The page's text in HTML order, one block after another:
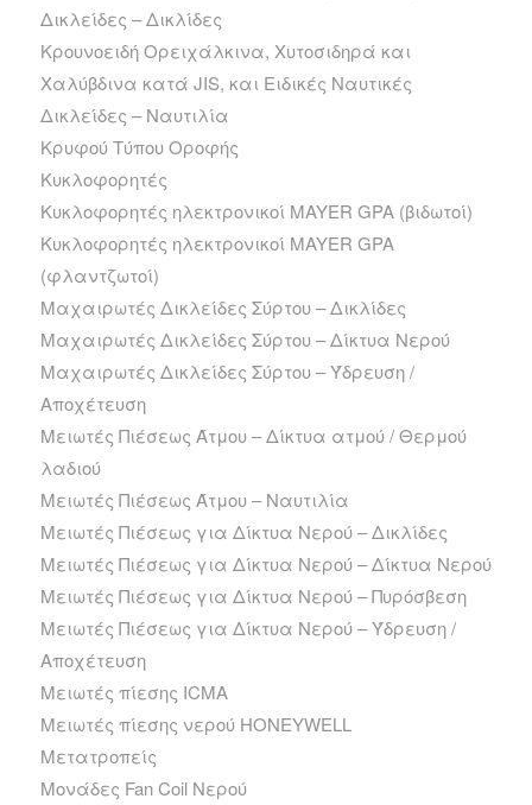
Δικλείδες – Δικλίδες
Κρουνοειδή Ορειχάλκινα, Χυτοσιδηρά και
Χαλύβδινα κατά JIS, και Ειδικές Ναυτικές
Δικλείδες – Ναυτιλία
Κρυφού Τύπου Οροφής
Κυκλοφορητές
Κυκλοφορητές ηλεκτρονικοί MAYER GPA (βιδωτοί)
Κυκλοφορητές ηλεκτρονικοί MAYER GPA
(φλαντζωτοί)
Μαχαιρωτές Δικλείδες Σύρτου – Δικλίδες
Μαχαιρωτές Δικλείδες Σύρτου – Δίκτυα Νερού
Μαχαιρωτές Δικλείδες Σύρτου – Ύδρευση /
Αποχέτευση
Μειωτές Πιέσεως Άτμου – Δίκτυα ατμού / Θερμού
λαδιού
Μειωτές Πιέσεως Άτμου – Ναυτιλία
Μειωτές Πιέσεως για Δίκτυα Νερού – Δικλίδες
Μειωτές Πιέσεως για Δίκτυα Νερού – Δίκτυα Νερού
Μειωτές Πιέσεως για Δίκτυα Νερού – Πυρόσβεση
Μειωτές Πιέσεως για Δίκτυα Νερού – Ύδρευση /
Αποχέτευση
Μειωτές πίεσης ICMA
Μειωτές πίεσης νερού HONEYWELL
Μετατροπείς
Μονάδες Fan Coil Νερού